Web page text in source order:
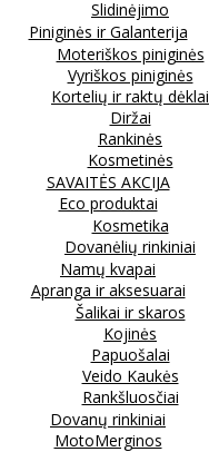
Slidinėjimo
Piniginės ir Galanterija
Moteriškos piniginės
Vyriškos piniginės
Kortelių ir raktų dėklai
Diržai
Rankinės
Kosmetinės
SAVAITĖS AKCIJA
Eco produktai
Kosmetika
Dovanėlių rinkiniai
Namų kvapai
Apranga ir aksesuarai
Šalikai ir skaros
Kojinės
Papuošalai
Veido Kaukės
Rankšluosčiai
Dovanų rinkiniai
MotoMerginos